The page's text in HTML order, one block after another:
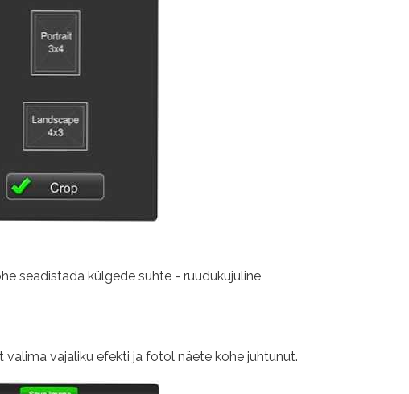
seadistada külgede suhte - ruudukujuline,
vajaliku efekti ja fotol näete kohe juhtunut.